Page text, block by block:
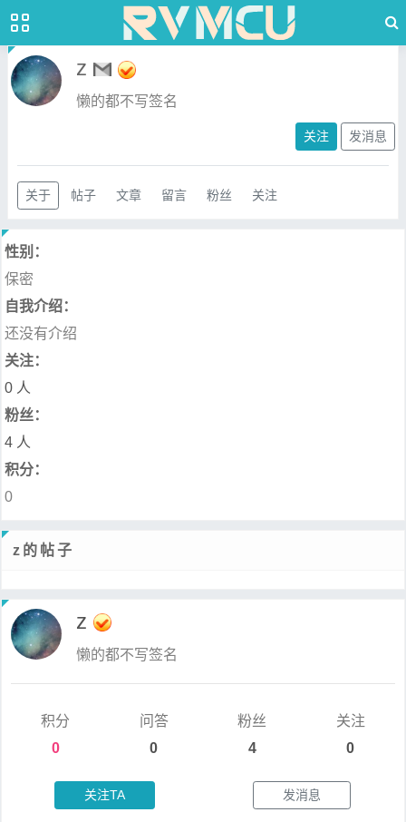
z
懒的都不写签名
关注 发消息
关于 帖子 文章 留言 粉丝 关注
性别：
保密
自我介绍：
还没有介绍
关注：
0 人
粉丝：
4 人
积分：
0
z的帖子
z
懒的都不写签名
积分
0
问答
0
粉丝
4
关注
0
关注TA 发消息